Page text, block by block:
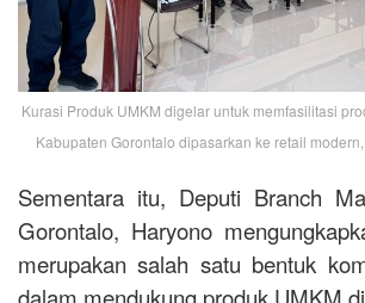
Kurasi Produk UMKM digelar untuk memfasilitasi
Kabupaten Gorontalo dipasarkan ke retail
Sementara itu, Deputi Branch
Gorontalo, Haryono
merupakan salah satu bentuk
dalam mendukung produk UMKM